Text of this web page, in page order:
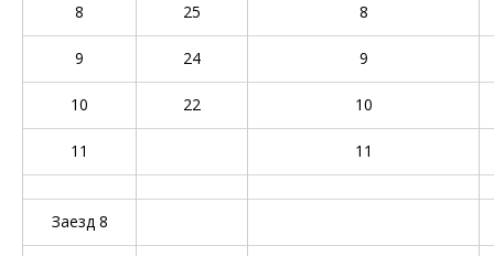
8 25 8
9 24 9
10 22 10
11 11
Заезд 8